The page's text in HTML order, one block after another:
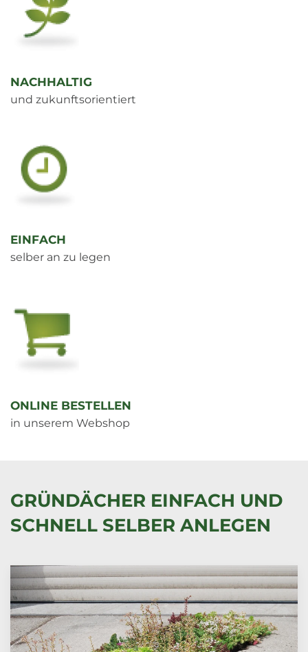
NACHHALTIG
und zukunftsorientiert
EINFACH
selber an zu legen
ONLINE BESTELLEN
in unserem Webshop
GRÜNDÄCHER EINFACH UND
SCHNELL SELBER ANLEGEN